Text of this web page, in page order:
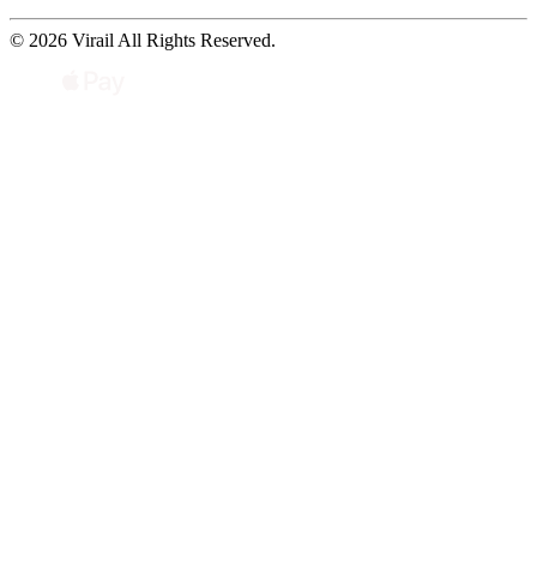
© 2026 Virail All Rights Reserved.